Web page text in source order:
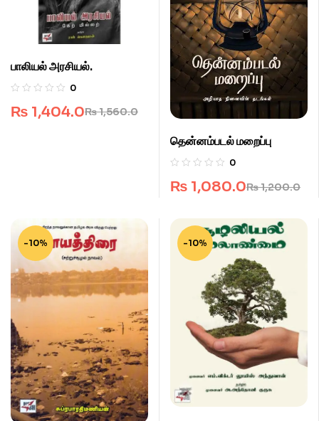
பாலியல் அரசியல்.
0
₨1,560.0
₨ 1,404.0
தென்னம்படல் மறைப்பு
0
₨1,200.0
₨ 1,080.0
-10% -10%